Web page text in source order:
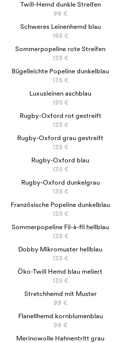
Twill-Hemd dunkle Streifen
99 €
Schweres Leinenhemd blau
165 €
Sommerpopeline rote Streifen
135 €
Bügelleichte Popeline dunkelblau
135 €
Luxusleinen aschblau
195 €
Rugby-Oxford rot gestreift
135 €
Rugby-Oxford grau gestreift
135 €
Rugby-Oxford blau
135 €
Rugby-Oxford dunkelgrau
135 €
Französische Popeline dunkelblau
135 €
Sommerpopeline Fil-à-fil hellblau
135 €
Dobby Mikromuster hellblau
135 €
Öko-Twill Hemd blau meliert
135 €
Stretchhemd mit Muster
99 €
Flanellhemd kornblumenblau
99 €
Merinowolle Hahnentritt grau